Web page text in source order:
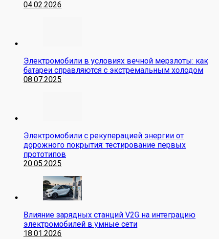
04.02.2026
Электромобили в условиях вечной мерзлоты: как
батареи справляются с экстремальным холодом
08.07.2025
Электромобили с рекуперацией энергии от
дорожного покрытия: тестирование первых
прототипов
20.05.2025
Влияние зарядных станций V2G на интеграцию
электромобилей в умные сети
18.01.2026